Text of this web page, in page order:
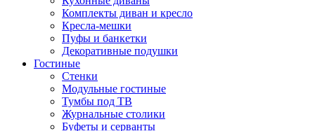
Комплекты диван и кресло
Кресла-мешки
Пуфы и банкетки
Декоративные подушки
Гостиные
Стенки
Модульные гостиные
Тумбы под ТВ
Журнальные столики
Буфеты и серванты